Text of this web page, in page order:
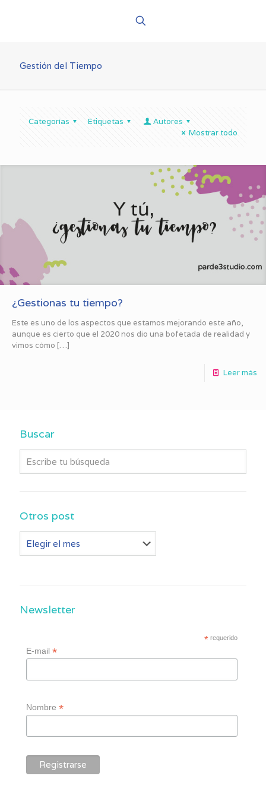
Gestión del Tiempo
Categorías Etiquetas
Autores
Mostrar todo
¿Gestionas tu tiempo?
Este es uno de los aspectos que estamos mejorando este año,
aunque es cierto que el 2020 nos dio una bofetada de realidad y
vimos cómo […]
Leer más
Buscar
Otros post
post
Newsletter
* requerido
E-mail*
Nombre*